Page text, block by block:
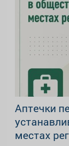
Аптечки
местах